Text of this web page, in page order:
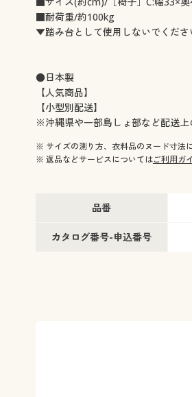
■耐荷重/約100kg
▼踏み台として使用しないでくださ
●日本製
【人気商品】
【小型別配送】
※沖縄県や一部島しょ部など配送上
※ サイズの測り方、衣料品のヌード寸法
※ 返品などサービスについてはご利用ガ
品番
カタログ番号-申込番号